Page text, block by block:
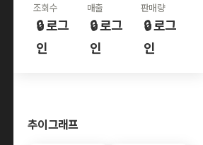
조회수
🔒 로그
인
매출
🔒 로그
인
판매량
🔒 로그
인
추이그래프